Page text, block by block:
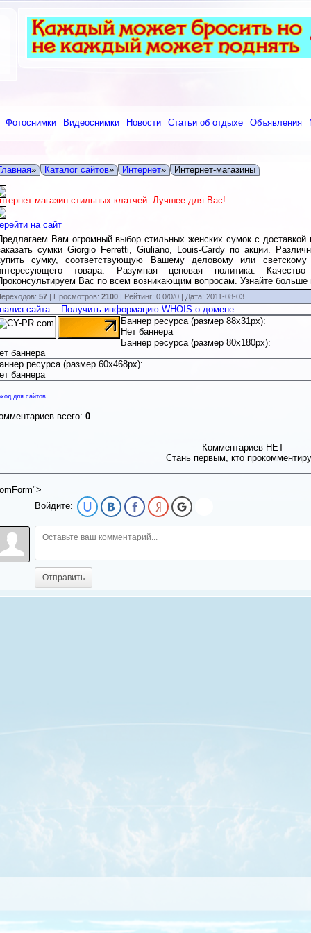
Фотоснимки Видеоснимки Новости Статьи об отдыхе Объявления
» Каталог сайтов» Интернет» Интернет-магазины
магазин стильных клатчей. Лучшее для Вас!
на сайт
Вам огромный выбор стильных женских сумок с
сумки Giorgio Ferretti, Giuliano, Louis-Cardy по акции.
сумку, соответствующую Вашему деловому или
товара. Разумная ценовая политика.
Вас по всем возникающим вопросам. Узнайте
57| Просмотров: 2100| Рейтинг: 0.0/0/0 | Дата: 2011-08-03
сайта
Получить информацию WHOIS о домене
Баннер ресурса (размер 88x31px):
Нет баннера
Баннер ресурса (размер 80x180px):
баннера
ресурса (размер 60x468px):
баннера
для сайтов
всего: 0
Комментариев НЕТ
Стань первым, кто
Войдите:
Отправить